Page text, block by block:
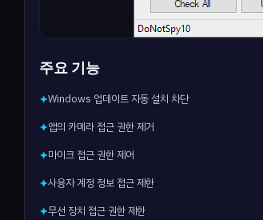
주요 기능
✦Windows 업데이트 자동 설치 차단
✦앱의 카메라 접근 권한 제거
✦마이크 접근 권한 제어
✦사용자 계정 정보 접근 제한
✦무선 장치 접근 권한 제한